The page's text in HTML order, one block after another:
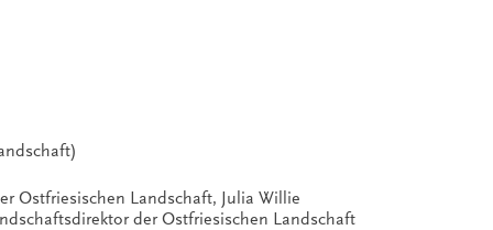
Ostfriesischen Landschaft, Julia Willie
der Ostfriesischen Landschaft